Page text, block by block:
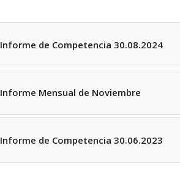
Informe de Competencia 30.08.2024
Informe Mensual de Noviembre
Informe de Competencia 30.06.2023